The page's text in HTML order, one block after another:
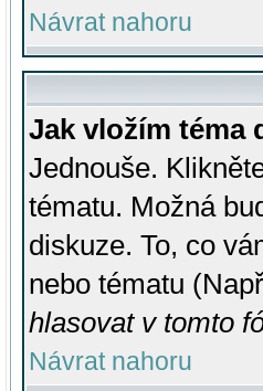
Návrat nahoru
Jak vložím téma
Jednouše.
tématu. Možná
diskuze. To, co
nebo tématu
hlasovat v tomto
Návrat nahoru